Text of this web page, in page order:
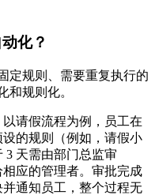
化？
定规则、需要重复执行的
和规则化。
以请假流程为例，员工在
的规则（例如，请假小
3 天需由部门总监审
应的管理者。审批完成
通知员工，整个过程无